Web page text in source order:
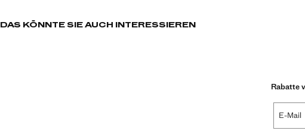
DAS KÖNNTE SIE AUCH INTERESSIEREN
Rabatte
E-Mail